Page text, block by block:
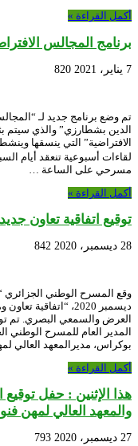
أكمل القراءة »
برنامج المجالس
7 يناير، 2021 820
تم وضع برنامج جديد لـ
الافتراضية” التي ينسقها
مسرحي على الساعة …
أكمل القراءة »
توقيع اتفاقية تعاون
28 ديسمبر، 2020 842
ديسمبر 2020،
العرض والسمعي البصري. تم
المدير العام للمسرح الوطني
بوكراس، مديرالمعهد العالي
أكمل القراءة »
هذا الإثنين : حفل
والمعهد العالي لمهن
27 ديسمبر، 2020 793